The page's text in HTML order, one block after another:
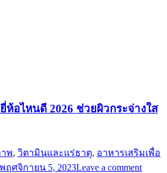
อไหนดี 2026 ช่วยผิวกระจ่างใส
พ, วิตามินและแร่ธาตุ, อาหารเสริมเพื่อ
พฤศจิกายน 5, 2023Leave a comment